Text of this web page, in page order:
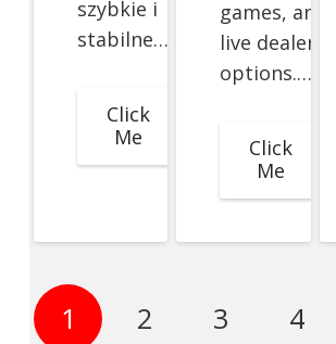
szybkie i
stabilne…
Click
Me
games, and
live dealer
options.…
Click
Me
1 2 3 4